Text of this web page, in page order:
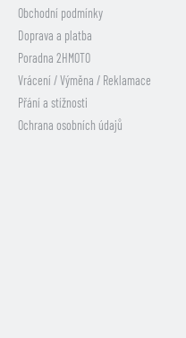
Obchodní podmínky
Doprava a platba
Poradna 2HMOTO
Vrácení / Výměna / Reklamace
Přání a stížnosti
Ochrana osobních údajů